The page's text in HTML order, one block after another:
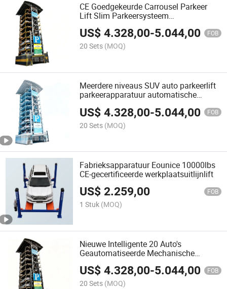
CE Goedgekeurde Carrousel Parkeer
Lift Slim Parkeersysteem
Parkeersoplossing Parkeermateriaal
Auto Parkeersysteem Rotatiesysteem
voor Hotels
US$4.328,00-5.044,00 FOB
20 Sets (MOQ)
Meerdere niveaus SUV auto parkeerlift
parkeerapparatuur automatische
roterend parkeersysteem slimme
parkeersysteem voor winkelcentrum
appartement
US$4.328,00-5.044,00 FOB
20 Sets (MOQ)
Fabrieksapparatuur Eounice 10000lbs
CE-gecertificeerde werkplaatsuitlijnlift
US$2.259,00 FOB
1 Stuk (MOQ)
Nieuwe Intelligente 20 Auto's
Geautomatiseerde Mechanische
Verticale Auto Parkeertoren Gebouw
Rotonde Automatische Auto Slim
Parkeren
US$4.328,00-5.044,00 FOB
20 Sets (MOQ)